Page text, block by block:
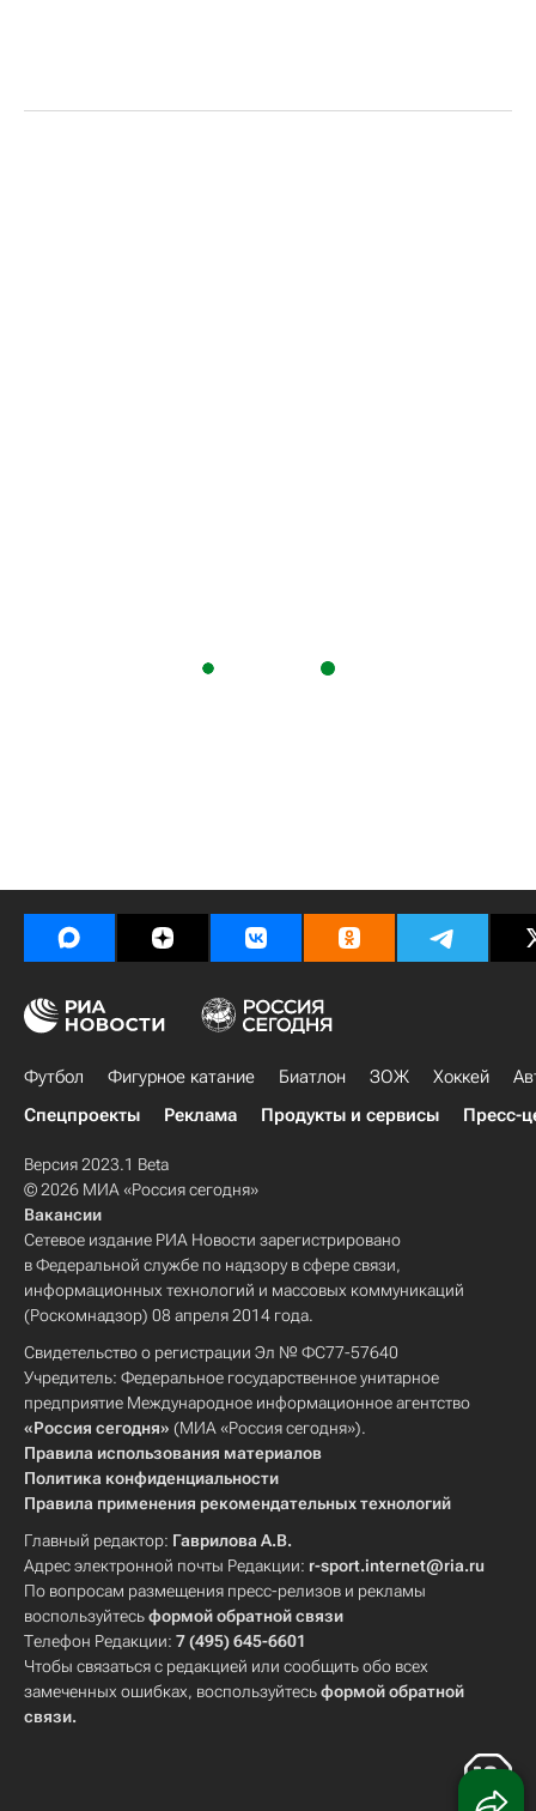
Футбол Фигурное катание Биатлон ЗОЖ Хоккей
Спецпроекты
Реклама Продукты и сервисы Пресс-
Версия 2023.1 Beta
© 2026 МИА «Россия сегодня»
Вакансии
Сетевое издание РИА Новости зарегистрировано
в Федеральной службе по надзору в сфере связи,
информационных технологий и массовых коммуникаций
(Роскомнадзор) 08 апреля 2014 года.
Свидетельство о регистрации Эл № ФС77-57640
Учредитель: Федеральное государственное унитарное
предприятие Международное информационное агентство
«Россия сегодня» (МИА «Россия сегодня»).
Правила использования материалов
Политика конфиденциальности
Правила применения рекомендательных технологий
Главный редактор: Гаврилова А.В.
Адрес электронной почты Редакции: r-sport.internet@ria.ru
По вопросам размещения пресс-релизов и рекламы
воспользуйтесьформой обратной связи
Телефон Редакции: 7 (495) 645-6601
Чтобы связаться с редакцией или сообщить обо всех
замеченных ошибках, воспользуйтесьформой обратной
связи.